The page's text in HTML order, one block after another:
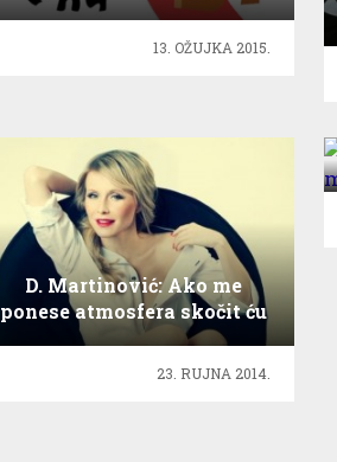
13. OŽUJKA 2015.
D. Martinović: Ako me
ponese atmosfera skočit ću
u publiku!
23. RUJNA 2014.